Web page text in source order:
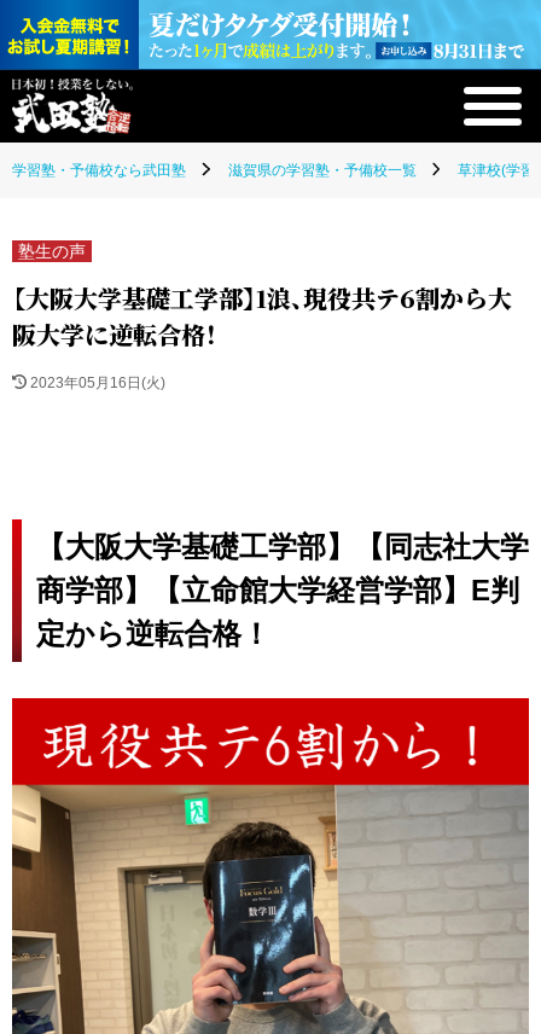
学習塾・予備校なら武田塾 滋賀県の学習塾・予備校一覧 草津校(学習
塾生の声
【大阪大学基礎工学部】1浪、現役共テ6割から大
阪大学に逆転合格！
2023年05月16日(火)
【大阪大学基礎工学部】【同志社大学
商学部】【立命館大学経営学部】E判
定から逆転合格！